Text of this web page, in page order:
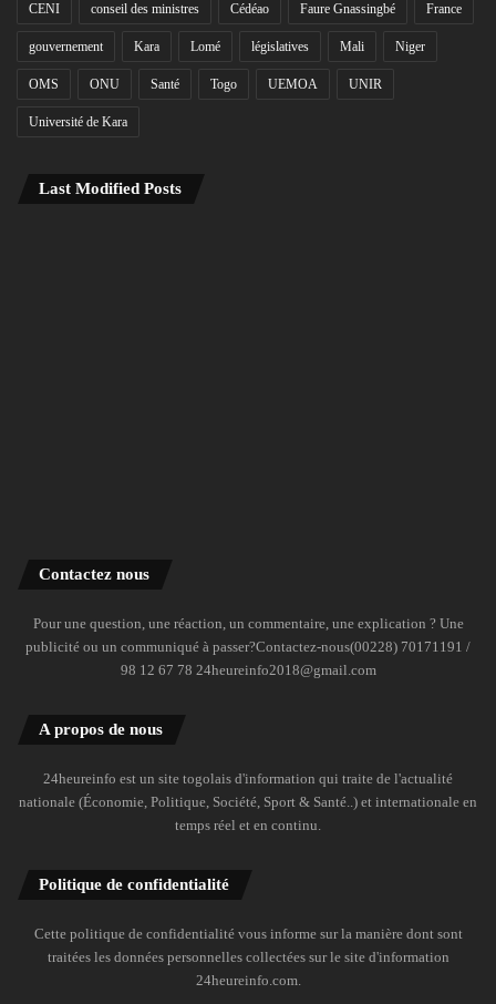
CENI conseil des ministres Cédéao Faure Gnassingbé France
gouvernement Kara Lomé législatives Mali Niger
OMS ONU Santé Togo UEMOA UNIR
Université de Kara
Last Modified Posts
Contactez nous
Pour une question, une réaction, un commentaire, une explication ? Une
publicité ou un communiqué à passer?Contactez-nous(00228) 70171191 /
98 12 67 78 24heureinfo2018@gmail.com
A propos de nous
24heureinfo est un site togolais d'information qui traite de l'actualité
nationale (Économie, Politique, Société, Sport & Santé..) et internationale en
temps réel et en continu.
Politique de confidentialité
Cette politique de confidentialité vous informe sur la manière dont sont
traitées les données personnelles collectées sur le site d'information
24heureinfo.com.